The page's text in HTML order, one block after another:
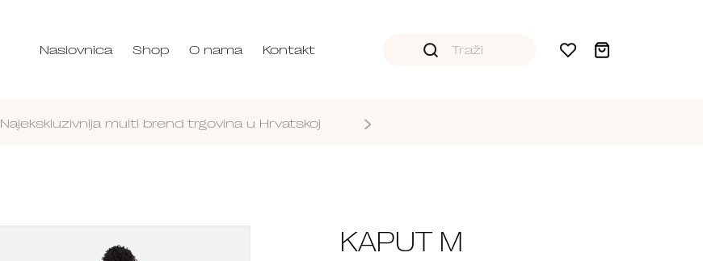
Naslovnica Shop O nama Kontakt
Najekskluzivnija multi brend trgovina u Hrvatskoj
KAPUT M